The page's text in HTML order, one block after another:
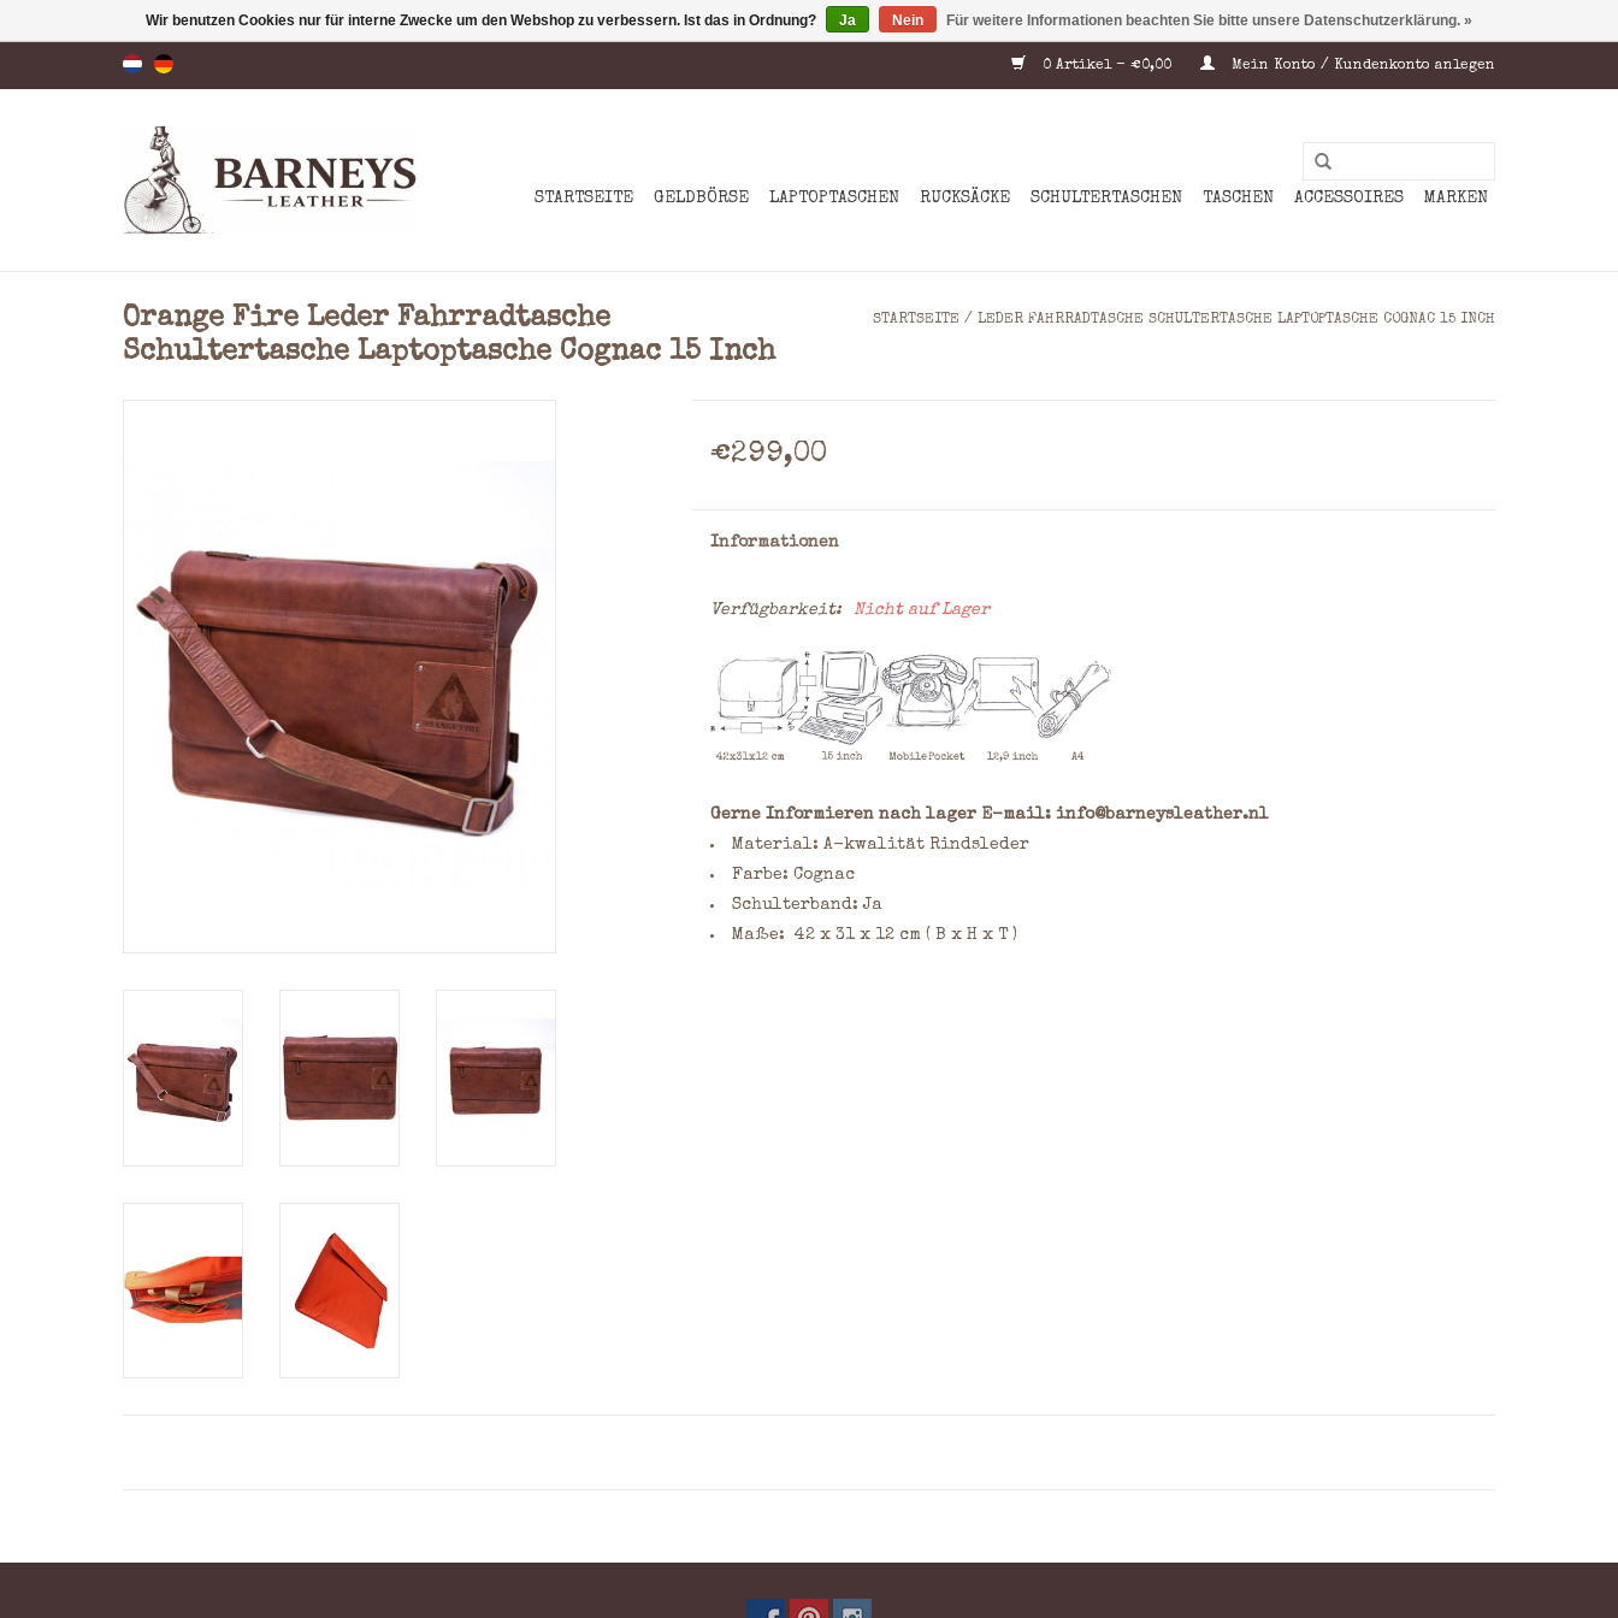
0 Artikel - €0,00 Mein Konto / Kundenkonto anlegen
STARTSEITE GELDBÖRSE LAPTOPTASCHEN RUCKSÄCKE SCHULTERTASCHEN TASCHEN ACCESSOIRES MARKEN
Orange Fire Leder Fahrradtasche
Schultertasche Laptoptasche Cognac 15 Inch
STARTSEITE / LEDER FAHRRADTASCHE SCHULTERTASCHE LAPTOPTASCHE COGNAC 15 INCH
€299,00
Informationen
Verfügbarkeit: Nicht auf Lager
Gerne Informieren nach lager E-mail: info@barneysleather.nl
Material: A-kwalität Rindsleder
Farbe: Cognac
Schulterband: Ja
Maße: 42 x 31 x 12 cm ( B x H x T )
Wir benutzen Cookies nur für interne Zwecke um den Webshop zu verbessern. Ist das in Ordnung? Ja Nein Für weitere Informationen beachten Sie bitte unsere Datenschutzerklärung. »